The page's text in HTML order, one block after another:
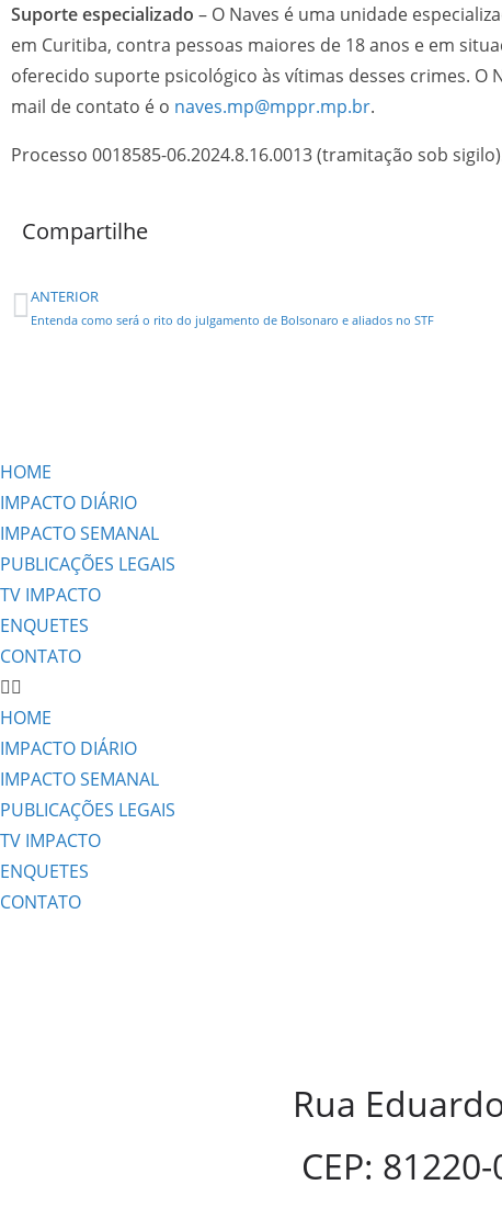
Suporte especializado – O Naves é uma unidade
em Curitiba, contra pessoas maiores de 18 anos e em
oferecido suporte psicológico às vítimas desses crimes. O
mail de contato é o naves.mp@mppr.mp.br.
Processo 0018585-06.2024.8.16.0013 (tramitação sob
Compartilhe
ANTERIOR
Entenda como será o rito do julgamento de Bolsonaro e aliados no STF
HOME
IMPACTO DIÁRIO
IMPACTO SEMANAL
PUBLICAÇÕES LEGAIS
TV IMPACTO
ENQUETES
CONTATO
HOME
IMPACTO DIÁRIO
IMPACTO SEMANAL
PUBLICAÇÕES LEGAIS
TV IMPACTO
ENQUETES
CONTATO
Rua
CEP: